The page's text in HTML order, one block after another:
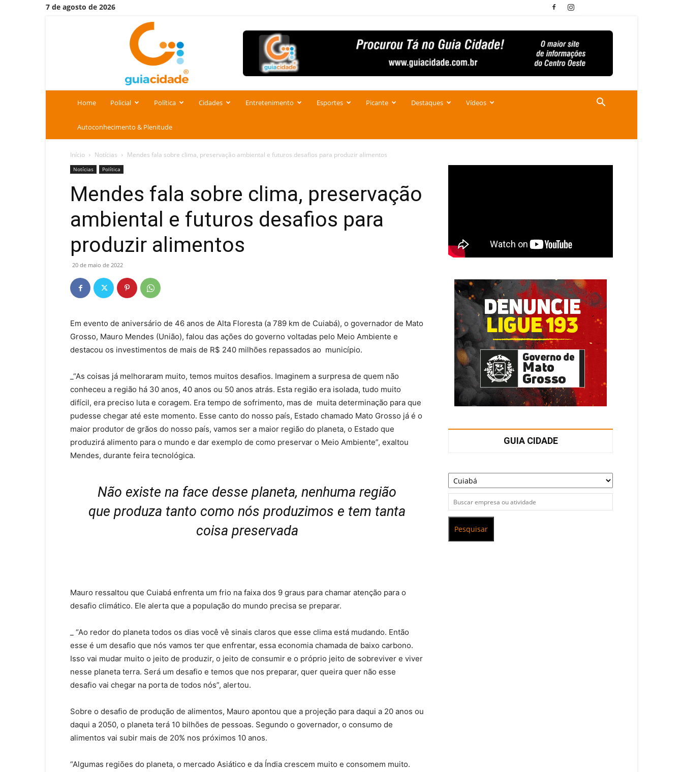
7 de agosto de 2026
Home Policial Política Cidades Entretenimento Esportes Picante Destaques Vídeos
Autoconhecimento & Plenitude
Início Notícias Mendes fala sobre clima, preservação ambiental e futuros desafios para produzir alimentos
Notícias Política
Mendes fala sobre clima, preservação
ambiental e futuros desafios para
produzir alimentos
20 de maio de 2022
Em evento de aniversário de 46 anos de Alta Floresta (a 789 km de Cuiabá), o governador de Mato
Grosso, Mauro Mendes (União), falou das ações do governo voltadas pelo Meio Ambiente e
destacou os investimentos de mais de R$ 240 milhões repassados ao município.
_“As coisas já melhoraram muito, temos muitos desafios. Imaginem a surpresa de quem não
conheceu a região há 30 anos, 40 anos ou 50 anos atrás. Esta região era isolada, tudo muito
difícil, era preciso luta e coragem. Era tempo de sofrimento, mas de muita determinação para que
pudesse chegar até este momento. Esse canto do nosso país, Estado chamado Mato Grosso já é o
maior produtor de grãos do nosso país, vamos ser a maior região do planeta, o Estado que
produzirá alimento para o mundo e dar exemplo de como preservar o Meio Ambiente”, exaltou
Mendes, durante feira tecnológica.
Não existe na face desse planeta, nenhuma região
que produza tanto como nós produzimos e tem tanta
coisa preservada
Mauro ressaltou que Cuiabá enfrenta um frio na faixa dos 9 graus para chamar atenção para o
desafio climático. Ele alerta que a população do mundo precisa se preparar.
_ “Ao redor do planeta todos os dias você vê sinais claros que esse clima está mudando. Então
esse é um desafio que nós vamos ter que enfrentar, essa economia chamada de baixo carbono.
Isso vai mudar muito o jeito de produzir, o jeito de consumir e o próprio jeito de sobreviver e viver
nesse planeta terra. Será um desafio e temos que nos preparar, quer queira quer não esse
desafio vai chegar na porta de todos nós”, alertou.
Sobre o desafio de produção de alimentos, Mauro apontou que a projeção para daqui a 20 anos ou
daqui a 2050, o planeta terá 10 bilhões de pessoas. Segundo o governador, o consumo de
alimentos vai subir mais de 20% nos próximos 10 anos.
“Algumas regiões do planeta, o mercado Asiático e da Índia crescem muito e consomem muito.
GUIA CIDADE
Pesquisar